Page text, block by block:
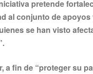
pretende
al conjunto de apoyos
se han visto
a fin de “proteger su